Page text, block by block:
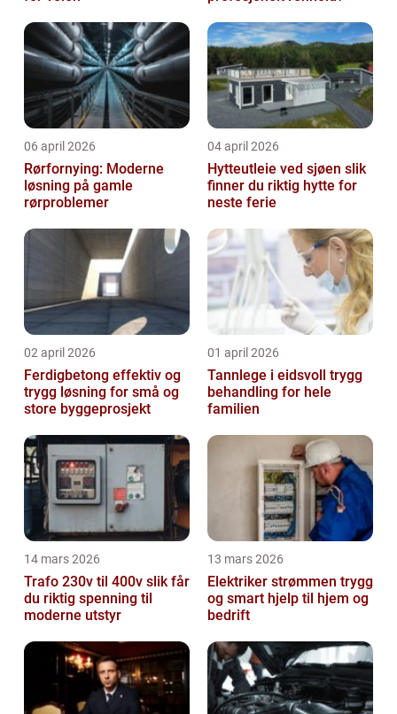
06 april 2026
Rørfornying: Moderne
løsning på gamle
rørproblemer
04 april 2026
Hytteutleie ved sjøen slik
finner du riktig hytte for
neste ferie
02 april 2026
Ferdigbetong effektiv og
trygg løsning for små og
store byggeprosjekt
01 april 2026
Tannlege i eidsvoll trygg
behandling for hele
familien
14 mars 2026
Trafo 230v til 400v slik får
du riktig spenning til
moderne utstyr
13 mars 2026
Elektriker strømmen trygg
og smart hjelp til hjem og
bedrift